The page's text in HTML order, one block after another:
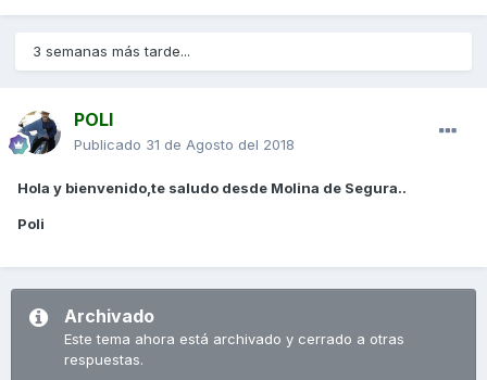
3 semanas más tarde...
POLI
Publicado 31 de Agosto del 2018
Hola y bienvenido,te saludo desde Molina de Segura..
Poli
Archivado
Este tema ahora está archivado y cerrado a otras
respuestas.